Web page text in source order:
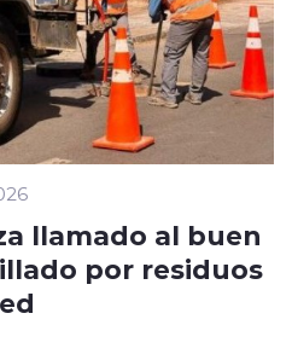
llamado al buen
por residuos